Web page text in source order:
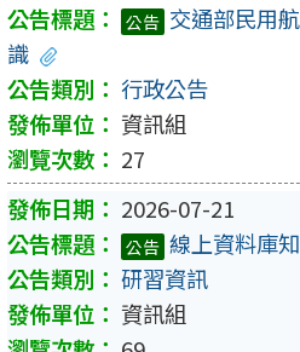
公告 交通部民用
識
行政公告
資訊組
27
2026-07-21
公告 線上資料庫
研習資訊
資訊組